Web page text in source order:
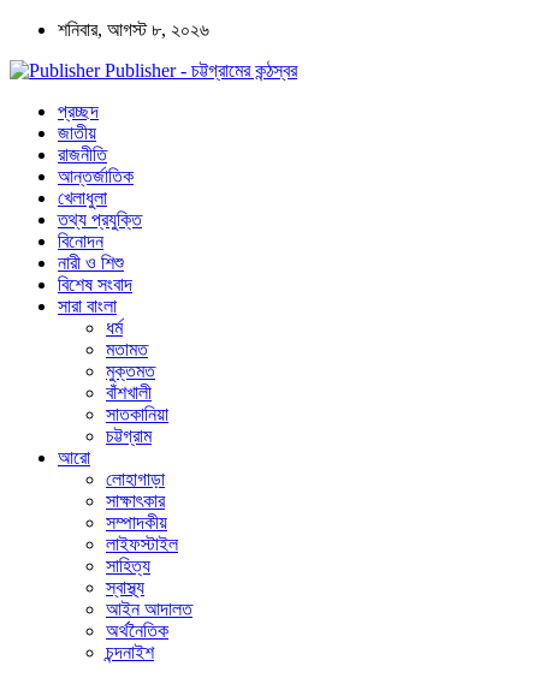
শনিবার, আগস্ট ৮, ২০২৬
Publisher - চট্টগ্রামের কন্ঠস্বর
প্রচ্ছদ
জাতীয়
রাজনীতি
আন্তর্জাতিক
খেলাধুলা
তথ্য প্রযুক্তি
বিনোদন
নারী ও শিশু
বিশেষ সংবাদ
সারা বাংলা
ধর্ম
মতামত
মুক্তমত
বাঁশখালী
সাতকানিয়া
চট্টগ্রাম
আরো
লোহাগাড়া
সাক্ষাৎকার
সম্পাদকীয়
লাইফস্টাইল
সাহিত্য
স্বাস্থ্য
আইন আদালত
অর্থনৈতিক
চন্দনাইশ